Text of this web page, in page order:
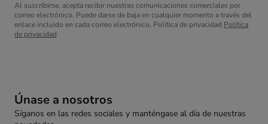
Únase a nosotros
Síganos en las redes sociales y manténgase al día de nuestras
Al suscribirse, acepta recibir nuestras comunicaciones comerciales por
correo electrónico. Puede darse de baja en cualquier momento a través del
enlace incluido en cada correo electrónico. Política de privacidad Política
de privacidad